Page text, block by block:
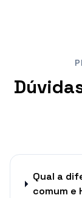
Qual a
comum e